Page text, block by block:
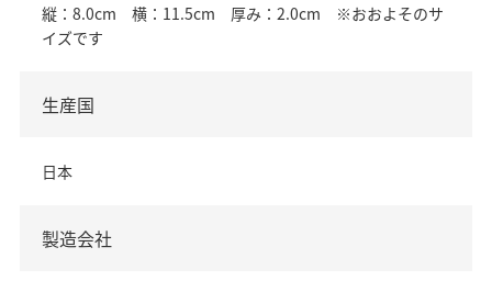
縦：8.0cm 横：11.5cm 厚み：2.0cm ※おおよそのサ
イズです
生産国
日本
製造会社